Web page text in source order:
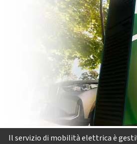
Il servizio di mobilità elettrica è